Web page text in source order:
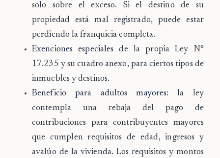
solo sobre el exceso. Si el destino de su
propiedad está mal registrado, puede estar
perdiendo la franquicia completa.
Exenciones especiales de la propia Ley N°
17.235 y su cuadro anexo, para ciertos tipos de
inmuebles y destinos.
Beneficio para adultos mayores: la ley
contempla una rebaja del pago de
contribuciones para contribuyentes mayores
que cumplen requisitos de edad, ingresos y
avalúo de la vivienda. Los requisitos y montos